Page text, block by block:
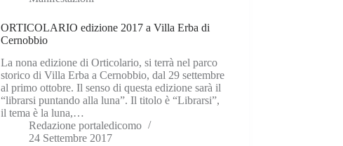
ORTICOLARIO edizione 2017 a Villa Erba di
Cernobbio
La nona edizione di Orticolario, si terrà nel parco
storico di Villa Erba a Cernobbio, dal 29 settembre
al primo ottobre. Il senso di questa edizione sarà il
“librarsi puntando alla luna”. Il titolo è “Librarsi”,
il tema è la luna,…
Redazione portaledicomo
24 Settembre 2017